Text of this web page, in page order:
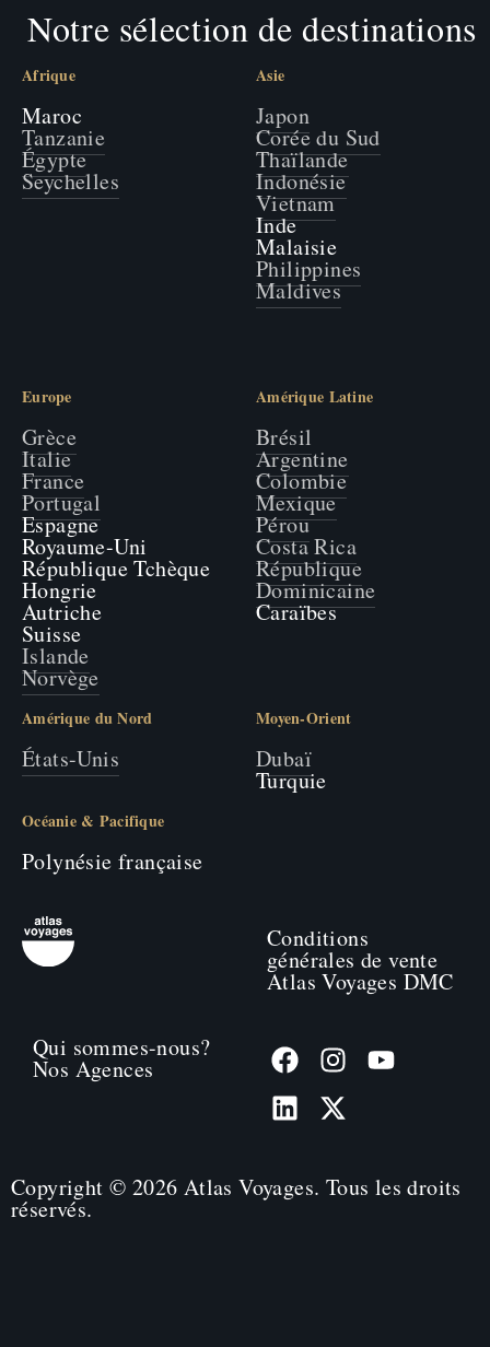
Notre sélection de destinations
Afrique
Maroc
Tanzanie
Égypte
Seychelles
Asie
Japon
Corée du Sud
Thaïlande
Indonésie
Vietnam
Inde
Malaisie
Philippines
Maldives
Europe
Grèce
Italie
France
Portugal
Espagne
Royaume-Uni
République Tchèque
Hongrie
Autriche
Suisse
Islande
Norvège
Amérique Latine
Brésil
Argentine
Colombie
Mexique
Pérou
Costa Rica
République
Dominicaine
Caraïbes
Amérique du Nord
États-Unis
Moyen-Orient
Dubaï
Turquie
Océanie & Pacifique
Polynésie française
Conditions
générales de vente
Atlas Voyages DMC
Qui sommes-nous?
Nos Agences
Copyright © 2026 Atlas Voyages. Tous les droits
réservés.